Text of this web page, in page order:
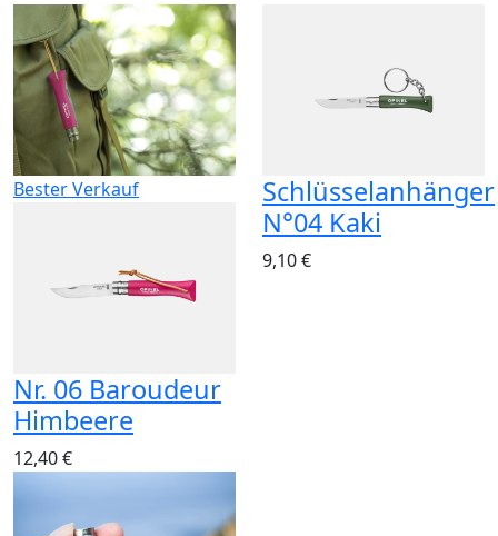
Bester Verkauf
Nr. 06 Baroudeur
Himbeere
12,40 €
Schlüsselanhänger
N°04 Kaki
9,10 €